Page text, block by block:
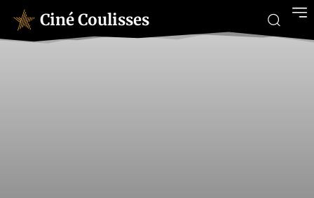
Ciné Coulisses